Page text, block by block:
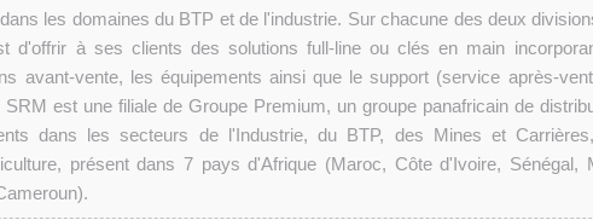
les domaines du BTP et de l'industrie. Sur chacune des deux
d'offrir à ses clients des solutions full-line ou clés en main
avant-vente, les équipements ainsi que le support (service après-
est une filiale de Groupe Premium, un groupe panafricain de
dans les secteurs de l'Industrie, du BTP, des Mines et
présent dans 7 pays d'Afrique (Maroc, Côte d'Ivoire, Sénégal,